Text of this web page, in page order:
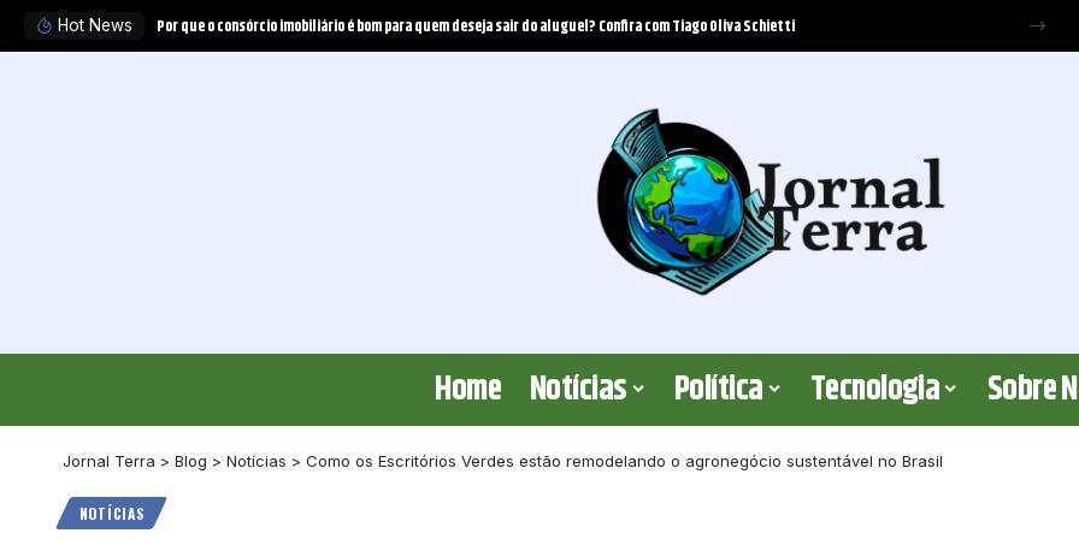
Hot News
Home Notícias Política Tecnologia Sobre
Jornal Terra > Blog > Notícias > Como os Escritórios Verdes estão remodelando o agronegócio sustentável no Brasil
NOTÍCIAS